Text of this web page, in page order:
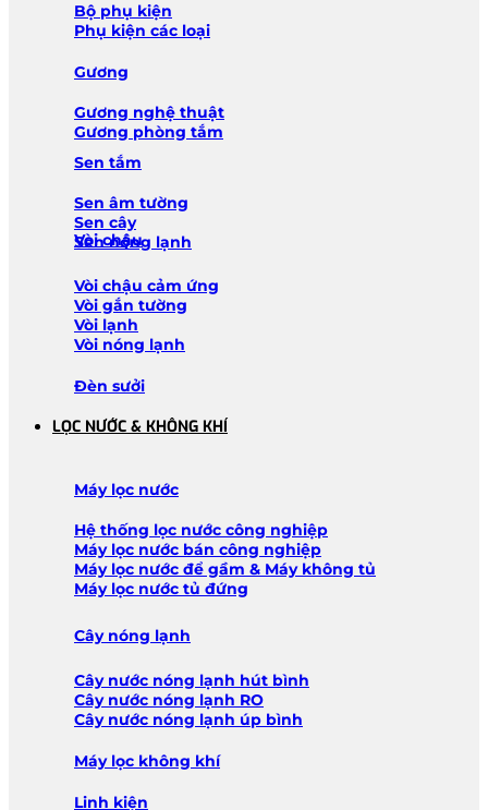
Bộ phụ kiện
Phụ kiện các loại
Gương
Gương nghệ thuật
Gương phòng tắm
Sen tắm
Sen âm tường
Sen cây
Sen nóng lạnh
Vòi chậu
Vòi chậu cảm ứng
Vòi gắn tường
Vòi lạnh
Vòi nóng lạnh
Đèn sưởi
LỌC NƯỚC & KHÔNG KHÍ
Máy lọc nước
Hệ thống lọc nước công nghiệp
Máy lọc nước bán công nghiệp
Máy lọc nước để gầm & Máy không tủ
Máy lọc nước tủ đứng
Cây nóng lạnh
Cây nước nóng lạnh hút bình
Cây nước nóng lạnh RO
Cây nước nóng lạnh úp bình
Máy lọc không khí
Linh kiện